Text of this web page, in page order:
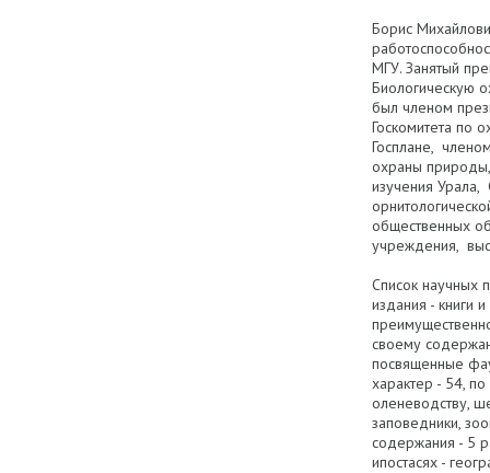
Борис
МГУ. Занятый
Биологическую
был членом
Госкомитета по
Госплане,
охраны
изучения
общественных
учреждения,
Список научных
издания - книги
своему
посвященные
характер - 54,
оленеводству,
заповедники,
содержания - 5
ипостасях -